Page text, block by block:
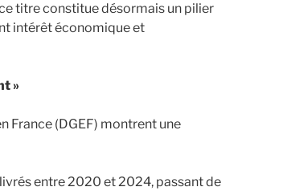
titre constitue désormais un pilier
intérêt économique et
»
France (DGEF) montrent une
entre 2020 et 2024, passant de